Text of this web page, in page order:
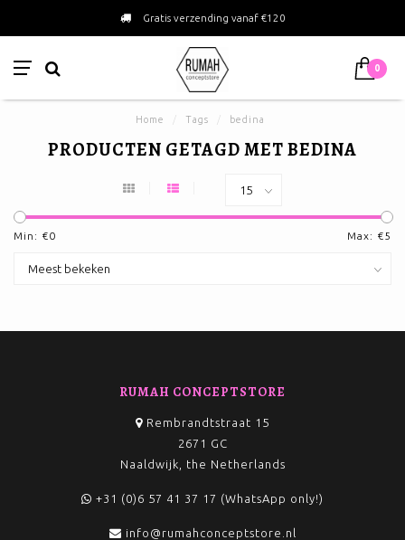
Gratis verzending vanaf €120
0
Home Tags bedina
PRODUCTEN GETAGD MET BEDINA
Min: €0 Max: €5
RUMAH CONCEPTSTORE
Rembrandtstraat 15
2671 GC
Naaldwijk, the Netherlands
+31 (0)6 57 41 37 17 (WhatsApp only!)
info@rumahconceptstore.nl